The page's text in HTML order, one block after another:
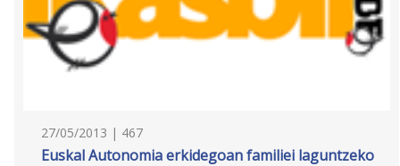
27/05/2013 | 467
Euskal Autonomia erkidegoan familiei laguntzeko